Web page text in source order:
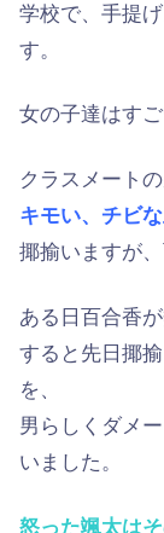
学校で、手提
す。
女の子達はす
クラスメート
キモい、チビ
揶揄いますが
ある日百合香
すると先日揶
を、
男らしくダメ
いました。
怒った颯太は